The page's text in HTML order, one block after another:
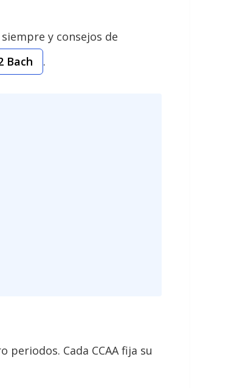
y consejos de
Bach .
Cada CCAA fija su